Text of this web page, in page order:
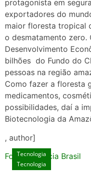
protagonista em
exportadores do
maior floresta tropical
o desmatamento zero.
Desenvolvimento
bilhões do Fundo do
pessoas na região
Como fazer a floresta
medicamentos,
possibilidades, daí a
Biotecnologia da
, author]
Fonte: Agencia Brasil
Tecnologia
Tecnologia